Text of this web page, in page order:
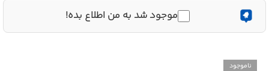
موجود شد به من اطلاع بده!
ناموجود